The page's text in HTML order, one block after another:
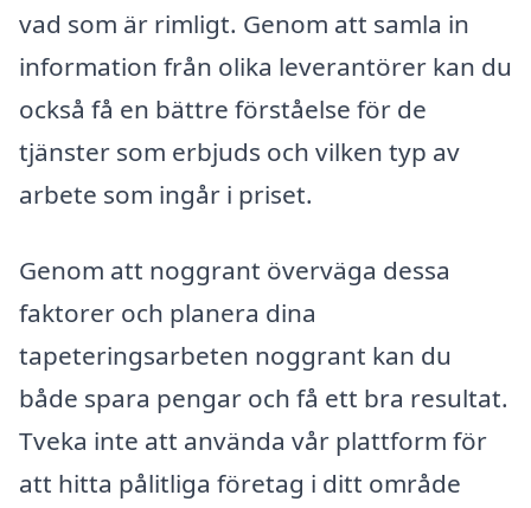
vad som är rimligt. Genom att samla in
information från olika leverantörer kan du
också få en bättre förståelse för de
tjänster som erbjuds och vilken typ av
arbete som ingår i priset.
Genom att noggrant överväga dessa
faktorer och planera dina
tapeteringsarbeten noggrant kan du
både spara pengar och få ett bra resultat.
Tveka inte att använda vår plattform för
att hitta pålitliga företag i ditt område